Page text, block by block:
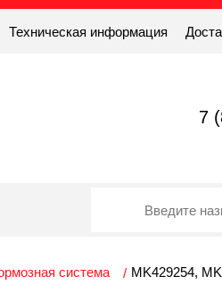
Техническая информация
7
система MK429254,